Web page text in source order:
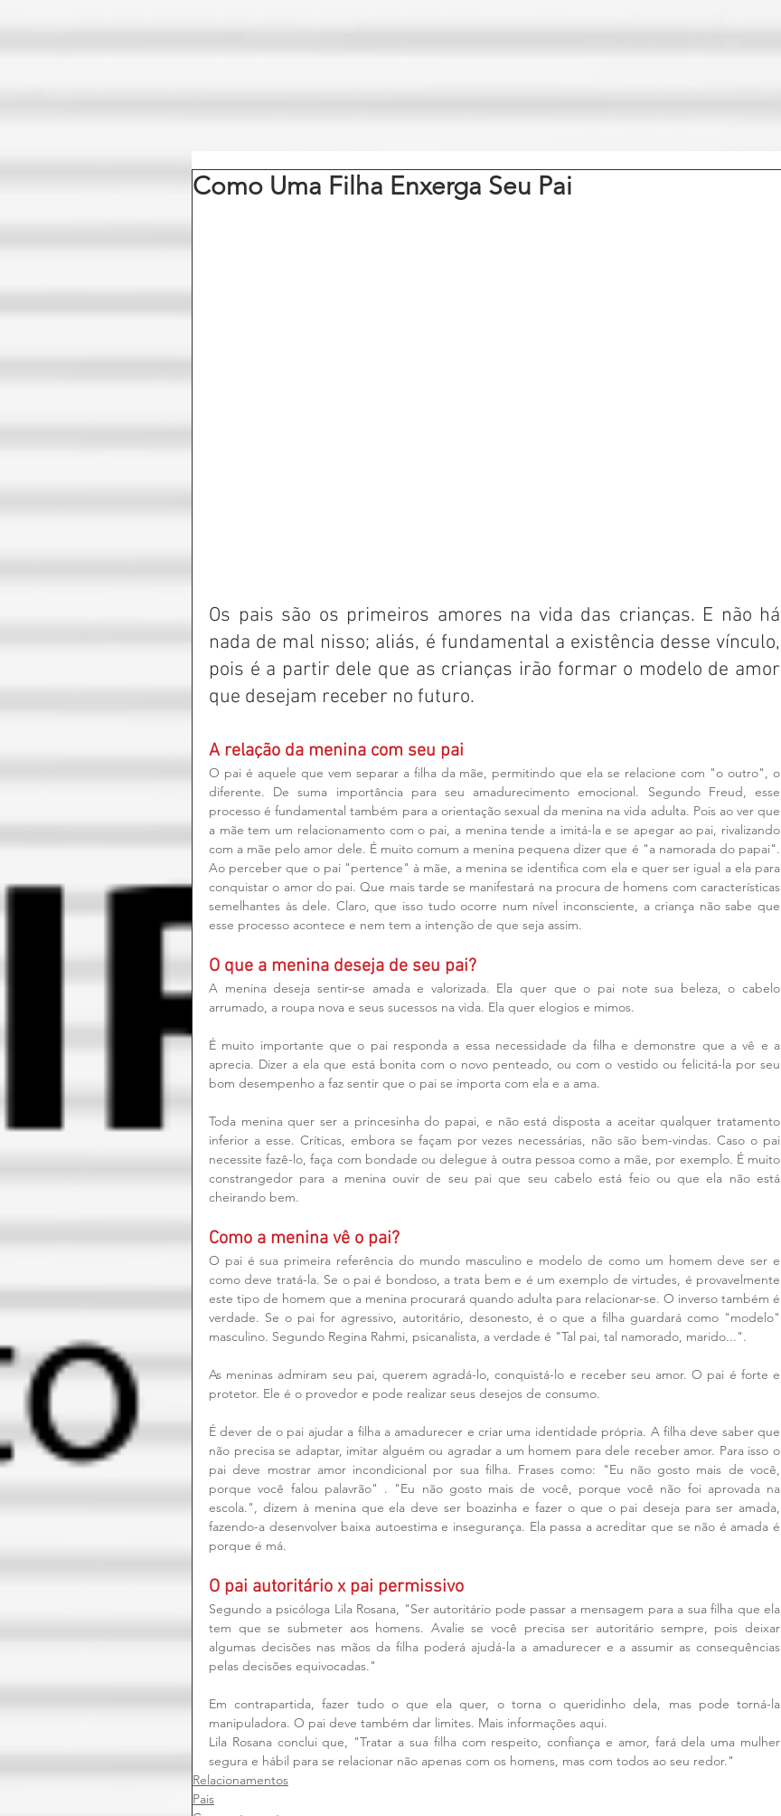
Como Uma Filha Enxerga Seu Pai
Os pais são os primeiros amores na vida das crianças. E não há
nada de mal nisso; aliás, é fundamental a existência desse vínculo,
pois é a partir dele que as crianças irão formar o modelo de amor
que desejam receber no futuro.
A relação da menina com seu pai
O pai é aquele que vem separar a filha da mãe, permitindo que ela se relacione com "o outro", o
diferente. De suma importância para seu amadurecimento emocional. Segundo Freud, esse
processo é fundamental também para a orientação sexual da menina na vida adulta. Pois ao ver que
a mãe tem um relacionamento com o pai, a menina tende a imitá-la e se apegar ao pai, rivalizando
com a mãe pelo amor dele. É muito comum a menina pequena dizer que é "a namorada do papai".
Ao perceber que o pai "pertence" à mãe, a menina se identifica com ela e quer ser igual a ela para
conquistar o amor do pai. Que mais tarde se manifestará na procura de homens com características
semelhantes às dele. Claro, que isso tudo ocorre num nível inconsciente, a criança não sabe que
esse processo acontece e nem tem a intenção de que seja assim.
O que a menina deseja de seu pai?
A menina deseja sentir-se amada e valorizada. Ela quer que o pai note sua beleza, o cabelo
arrumado, a roupa nova e seus sucessos na vida. Ela quer elogios e mimos.
É muito importante que o pai responda a essa necessidade da filha e demonstre que a vê e a
aprecia. Dizer a ela que está bonita com o novo penteado, ou com o vestido ou felicitá-la por seu
bom desempenho a faz sentir que o pai se importa com ela e a ama.
Toda menina quer ser a princesinha do papai, e não está disposta a aceitar qualquer tratamento
inferior a esse. Críticas, embora se façam por vezes necessárias, não são bem-vindas. Caso o pai
necessite fazê-lo, faça com bondade ou delegue à outra pessoa como a mãe, por exemplo. É muito
constrangedor para a menina ouvir de seu pai que seu cabelo está feio ou que ela não está
cheirando bem.
Como a menina vê o pai?
O pai é sua primeira referência do mundo masculino e modelo de como um homem deve ser e
como deve tratá-la. Se o pai é bondoso, a trata bem e é um exemplo de virtudes, é provavelmente
este tipo de homem que a menina procurará quando adulta para relacionar-se. O inverso também é
verdade. Se o pai for agressivo, autoritário, desonesto, é o que a filha guardará como "modelo"
masculino. Segundo Regina Rahmi, psicanalista, a verdade é "Tal pai, tal namorado, marido...".
As meninas admiram seu pai, querem agradá-lo, conquistá-lo e receber seu amor. O pai é forte e
protetor. Ele é o provedor e pode realizar seus desejos de consumo.
É dever de o pai ajudar a filha a amadurecer e criar uma identidade própria. A filha deve saber que
não precisa se adaptar, imitar alguém ou agradar a um homem para dele receber amor. Para isso o
pai deve mostrar amor incondicional por sua filha. Frases como: "Eu não gosto mais de você,
porque você falou palavrão" . "Eu não gosto mais de você, porque você não foi aprovada na
escola.", dizem à menina que ela deve ser boazinha e fazer o que o pai deseja para ser amada,
fazendo-a desenvolver baixa autoestima e insegurança. Ela passa a acreditar que se não é amada é
porque é má.
O pai autoritário x pai permissivo
Segundo a psicóloga Lila Rosana, "Ser autoritário pode passar a mensagem para a sua filha que ela
tem que se submeter aos homens. Avalie se você precisa ser autoritário sempre, pois deixar
algumas decisões nas mãos da filha poderá ajudá-la a amadurecer e a assumir as consequências
pelas decisões equivocadas."
Em contrapartida, fazer tudo o que ela quer, o torna o queridinho dela, mas pode torná-la
manipuladora. O pai deve também dar limites. Mais informações aqui.
Lila Rosana conclui que, "Tratar a sua filha com respeito, confiança e amor, fará dela uma mulher
segura e hábil para se relacionar não apenas com os homens, mas com todos ao seu redor."
Relacionamentos
Pais